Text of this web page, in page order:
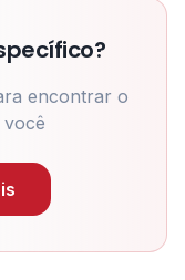
encontrar o